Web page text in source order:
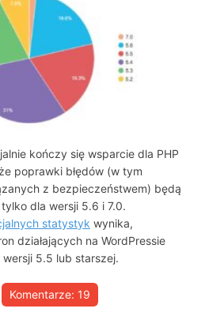
kończy się wsparcie dla PHP
poprawki błędów (w tym
z bezpieczeństwem) będą
dla wersji 5.6 i 7.0.
statystyk wynika,
działających na WordPressie
5.5 lub starszej.
Komentarze: 19